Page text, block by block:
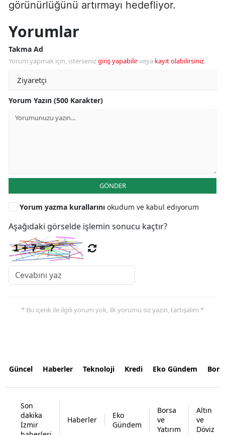
görünürlüğünü artırmayı hedefliyor.
Yorumlar
Takma Ad
Yorum yapmak için, istersenizgiriş yapabilirveya kayıt olabilirsiniz.
Yorum Yazın (500 Karakter)
GÖNDER
Yorum yazma kurallarını okudum ve kabul ediyorum
Aşağıdaki görselde işlemin sonucu kaçtır?
* Bu içerik ile ilgili yorum yok, ilk yorumu siz yazın, tartışalım *
Güncel Haberler Teknoloji Kredi Eko Gündem
Son
dakika
İzmir
Haberler
Eko
Gündem
Borsa
ve
Yatırım
Altın
ve
Döviz